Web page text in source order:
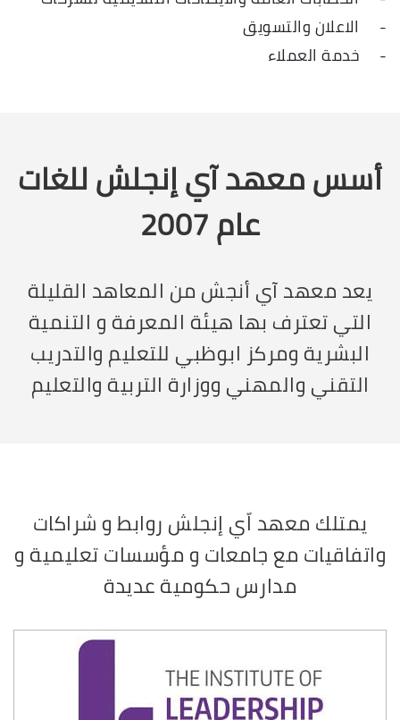
- الاعلان والتسويق
- خدمة العملاء
أسس معهد آي إنجلش للغات
عام 2007
يعد معهد آي أنجش من المعاهد القليلة
التي تعترف بها هيئة المعرفة و التنمية
البشرية ومركز ابوظبي للتعليم والتدريب
التقني والمهني ووزارة التربية والتعليم
يمتلك معهد اّي إنجلش روابط و شراكات
واتفاقيات مع جامعات و مؤسسات تعليمية و
مدارس حكومية عديدة